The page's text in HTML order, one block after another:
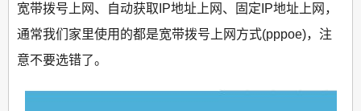
宽带拨号上网、自动获取IP地址上网、固定IP地址上网，
通常我们家里使用的都是宽带拨号上网方式(pppoe)，注
意不要选错了。